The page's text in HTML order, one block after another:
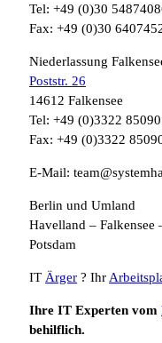
Tel: +49 (0)30
Fax: +49 (0)30
Niederlassung
Poststr. 26
14612 Falkensee
Tel: +49 (0)3322
Fax: +49 (0)3322
E-Mail:
Berlin und Umland
Havelland – Falkensee
Potsdam
IT Ärger ? Ihr
Ihre IT Experten vom
behilflich.